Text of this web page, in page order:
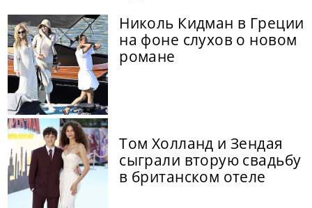
Николь Кидман в Греции
на фоне слухов о новом
романе
Том Холланд и Зендая
сыграли вторую свадьбу
в британском отеле